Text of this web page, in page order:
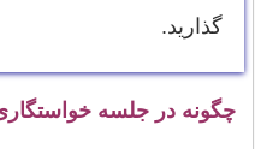
گذارید.
چگونه در جلسه